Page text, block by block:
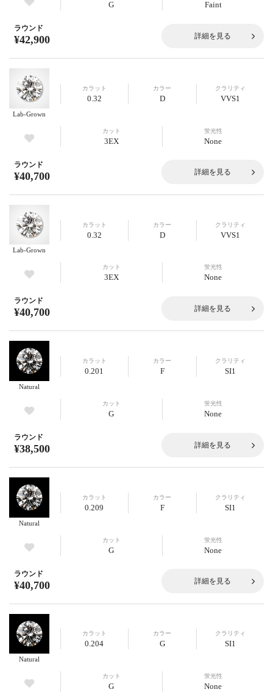
G Faint
ラウンド
¥42,900 詳細を見る
Lab-Grown
カラット
0.32
カラー
D
クラリティ
VVS1
カット
3EX
蛍光性
None
ラウンド
¥40,700 詳細を見る
Lab-Grown
カラット
0.32
カラー
D
クラリティ
VVS1
カット
3EX
蛍光性
None
ラウンド
¥40,700 詳細を見る
Natural
カラット
0.201
カラー
F
クラリティ
SI1
カット
G
蛍光性
None
ラウンド
¥38,500 詳細を見る
Natural
カラット
0.209
カラー
F
クラリティ
SI1
カット
G
蛍光性
None
ラウンド
¥40,700 詳細を見る
Natural
カラット
0.204
カラー
G
クラリティ
SI1
カット
G
蛍光性
None